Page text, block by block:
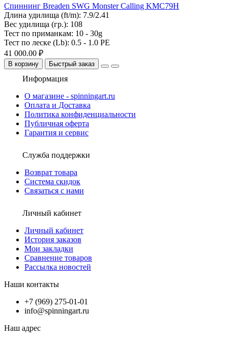
Спиннинг Breaden SWG Monster Calling KMC79H
Длина удилища (ft/m): 7.9/2.41
Вес удилища (гр.): 108
Тест по приманкам: 10 - 30g
Тест по леске (Lb): 0.5 - 1.0 PE
41 000.00 ₽
В корзину Быстрый заказ
Информация
О магазине - spinningart.ru
Оплата и Доставка
Политика конфиденциальности
Публичная оферта
Гарантия и сервис
Служба поддержки
Возврат товара
Система скидок
Связаться с нами
Личный кабинет
Личный кабинет
История заказов
Мои закладки
Сравнение товаров
Рассылка новостей
Наши контакты
+7 (969) 275-01-01
info@spinningart.ru
Наш адрес